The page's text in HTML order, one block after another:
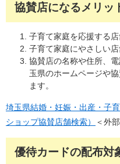
協賛店になるメリッ
子育て家庭を応援する
子育て家庭にやさしい
協賛店の名称や住所、
玉県のホームページや
ます。
埼玉県結婚・妊娠・出産・子
ショップ協賛店舗検索）
＜外
優待カードの配布対